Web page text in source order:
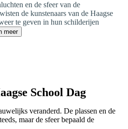
en de sfeer van de
de kunstenaars van de Haagse
te geven in hun schilderijen
meer
School Dag
veranderd. De plassen en de
maar de sfeer bepaald de